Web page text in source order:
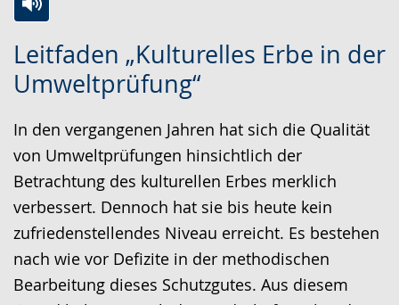
Leitfaden „Kulturelles Erbe in der
Umweltprüfung“
In den vergangenen Jahren hat sich die Qualität
von Umweltprüfungen hinsichtlich der
Betrachtung des kulturellen Erbes merklich
verbessert. Dennoch hat sie bis heute kein
zufriedenstellendes Niveau erreicht. Es bestehen
nach wie vor Defizite in der methodischen
Bearbeitung dieses Schutzgutes. Aus diesem
Leichten
Sprache
Audio-
Unterstützung.
Video
in
Gebärdensprache
wird
angezeigt.